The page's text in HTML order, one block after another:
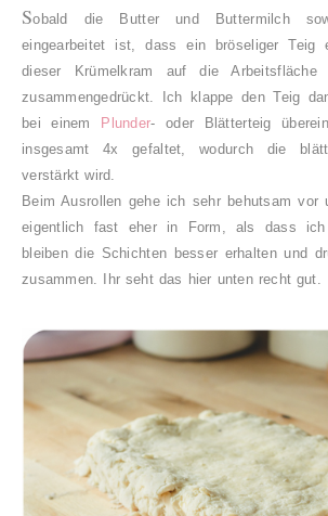
Sobald die Butter und Buttermilch
eingearbeitet ist, dass ein bröseliger Teig
dieser Krümelkram auf die Arbeitsfläche
zusammengedrückt. Ich klappe den Teig
bei einem
Plunder- oder Blätterteig
insgesamt 4x gefaltet, wodurch die
verstärkt wird.
Beim Ausrollen gehe ich sehr behutsam vor
eigentlich fast eher in Form, als dass
bleiben die Schichten besser erhalten und
zusammen. Ihr seht das hier unten recht gut.